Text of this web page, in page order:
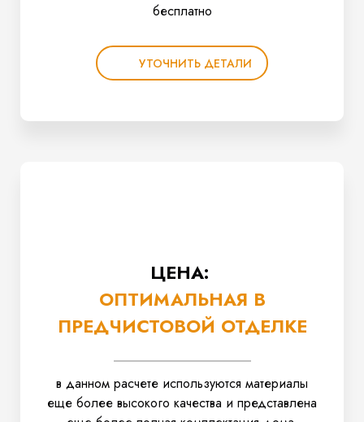
бесплатно
УТОЧНИТЬ ДЕТАЛИ
ЦЕНА:
ОПТИМАЛЬНАЯ В
ПРЕДЧИСТОВОЙ ОТДЕЛКЕ
в данном расчете используются материалы
еще более высокого качества и представлена